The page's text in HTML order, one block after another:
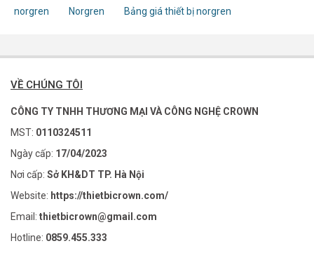
norgren
Norgren Bảng giá thiết bị norgren
VỀ CHÚNG TÔI
CÔNG TY TNHH THƯƠNG MẠI VÀ CÔNG NGHỆ CROWN
MST: 0110324511
Ngày cấp: 17/04/2023
Nơi cấp: Sở KH&DT TP. Hà Nội
Website: https://thietbicrown.com/
Email: thietbicrown@gmail.com
Hotline: 0859.455.333